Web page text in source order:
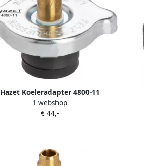
Hazet Koeleradapter 4800-11
1 webshop
€ 44,-